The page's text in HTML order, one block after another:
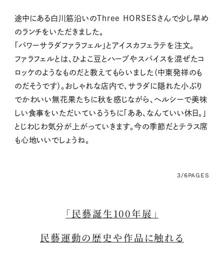
途中にある白川筋沿いのThree HORSESさんで少し早め
のランチをいただきました。
「パワーサラダファラフェル」とアイスカフェラテを注文。
ファラフェルとは、ひよこ豆とハーブやスパイスを混ぜたコ
ロッケのようなものだと教えてもらいました（中東発祥のも
のだそうです）。おしゃれな店内で、サラダに隠れた小ぶり
でかわいい無花果たちに秋を感じながら、ヘルシーで美味
しい食事をいただいているうちに「ああ、なんていい休日。」
とじわじわ気分が上がっていきます。今の季節だとテラス席
も心地いいでしょうね。
3/6PAGES
「民藝誕生100年展」
民藝運動の歴史や作品に触れる